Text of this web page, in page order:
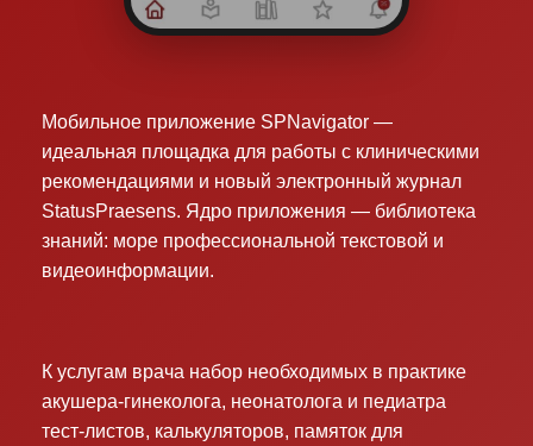
Мобильное приложение SPNavigator —
идеальная площадка для работы с клиническими
рекомендациями и новый электронный журнал
StatusPraesens. Ядро приложения — библиотека
знаний: море профессиональной текстовой и
видеоинформации.
К услугам врача набор необходимых в практике
акушера-гинеколога, неонатолога и педиатра
тест-листов, калькуляторов, памяток для